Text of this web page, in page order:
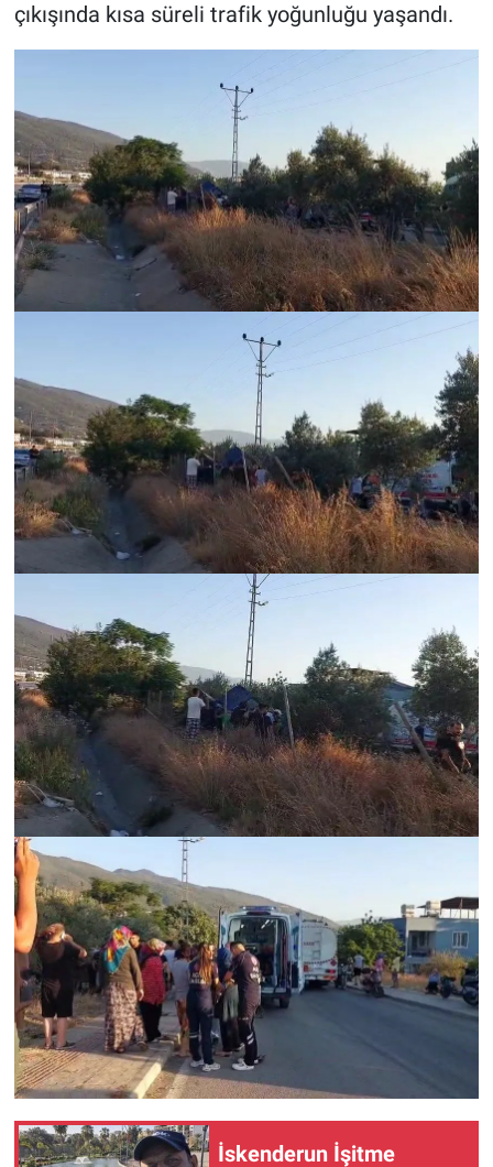
çıkışında kısa süreli trafik yoğunluğu yaşandı.
İskenderun İşitme